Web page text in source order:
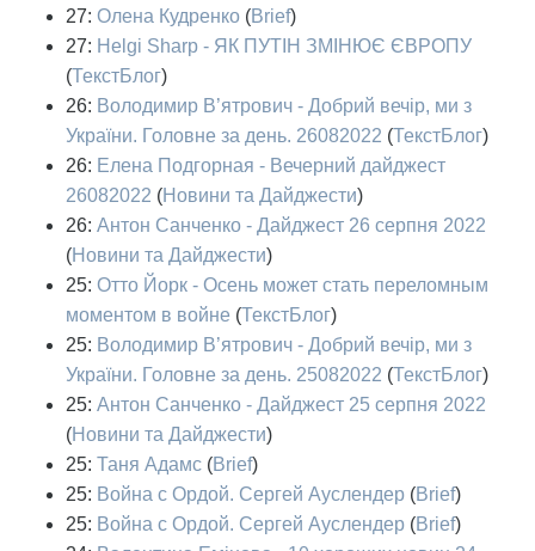
27: Олена Кудренко (Brief)
27: Helgi Sharp - ЯК ПУТІН ЗМІНЮЄ ЄВРОПУ
(ТекстБлог)
26: Володимир В’ятрович - Добрий вечір, ми з
України. Головне за день. 26082022 (ТекстБлог)
26: Елена Подгорная - Вечерний дайджест
26082022 (Новини та Дайджести)
26: Антон Санченко - Дайджест 26 серпня 2022
(Новини та Дайджести)
25: Отто Йорк - Осень может стать переломным
моментом в войне (ТекстБлог)
25: Володимир В’ятрович - Добрий вечір, ми з
України. Головне за день. 25082022 (ТекстБлог)
25: Антон Санченко - Дайджест 25 серпня 2022
(Новини та Дайджести)
25: Таня Адамс (Brief)
25: Война с Ордой. Сергей Ауслендер (Brief)
25: Война с Ордой. Сергей Ауслендер (Brief)